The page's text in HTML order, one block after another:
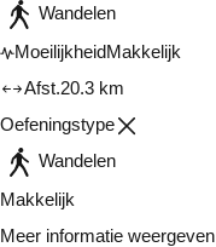
Wandelen
MoeilijkheidMakkelijk
Afst.20.3 km
Oefeningstype
Wandelen
Makkelijk
Meer informatie weergeven